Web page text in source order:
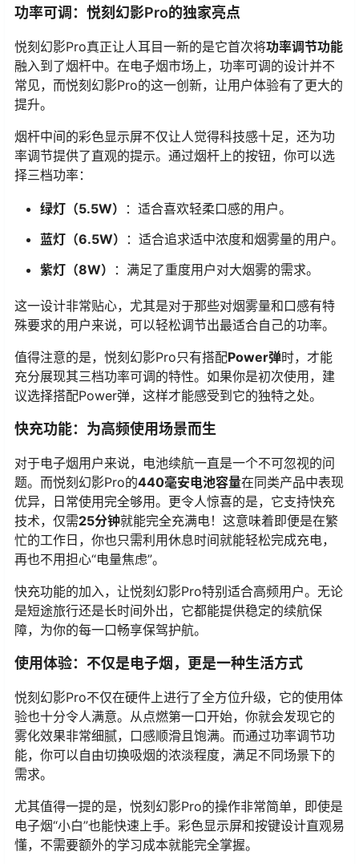
功率可调：悦刻幻影Pro的独家亮点
悦刻幻影Pro真正让人耳目一新的是它首次将功率调节功能
融入到了烟杆中。在电子烟市场上，功率可调的设计并不
常见，而悦刻幻影Pro的这一创新，让用户体验有了更大的
提升。
烟杆中间的彩色显示屏不仅让人觉得科技感十足，还为功
率调节提供了直观的提示。通过烟杆上的按钮，你可以选
择三档功率：
绿灯（5.5W）
：适合喜欢轻柔口感的用户。
蓝灯（6.5W）
：适合追求适中浓度和烟雾量的用户。
紫灯（8W）
：满足了重度用户对大烟雾的需求。
这一设计非常贴心，尤其是对于那些对烟雾量和口感有特
殊要求的用户来说，可以轻松调节出最适合自己的功率。
值得注意的是，悦刻幻影Pro只有搭配Power弹时，才能
充分展现其三档功率可调的特性。如果你是初次使用，建
议选择搭配Power弹，这样才能感受到它的独特之处。
快充功能：为高频使用场景而生
对于电子烟用户来说，电池续航一直是一个不可忽视的问
题。而悦刻幻影Pro的440毫安电池容量在同类产品中表现
优异，日常使用完全够用。更令人惊喜的是，它支持快充
技术，仅需25分钟就能完全充满电！这意味着即便是在繁
忙的工作日，你也只需利用休息时间就能轻松完成充电，
再也不用担心“电量焦虑”。
快充功能的加入，让悦刻幻影Pro特别适合高频用户。无论
是短途旅行还是长时间外出，它都能提供稳定的续航保
障，为你的每一口畅享保驾护航。
使用体验：不仅是电子烟，更是一种生活方式
悦刻幻影Pro不仅在硬件上进行了全方位升级，它的使用体
验也十分令人满意。从点燃第一口开始，你就会发现它的
雾化效果非常细腻，口感顺滑且饱满。而通过功率调节功
能，你可以自由切换吸烟的浓淡程度，满足不同场景下的
需求。
尤其值得一提的是，悦刻幻影Pro的操作非常简单，即使是
电子烟“小白”也能快速上手。彩色显示屏和按键设计直观易
懂，不需要额外的学习成本就能完全掌握。